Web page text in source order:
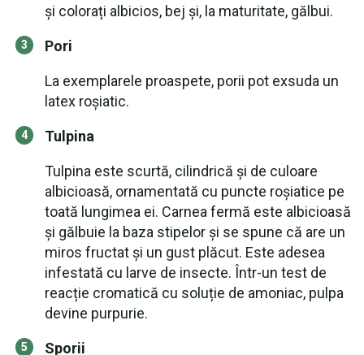
și colorați albicios, bej și, la maturitate, gălbui.
Pori
La exemplarele proaspete, porii pot exsuda un
latex roșiatic.
Tulpina
Tulpina este scurtă, cilindrică și de culoare
albicioasă, ornamentată cu puncte roșiatice pe
toată lungimea ei. Carnea fermă este albicioasă
și gălbuie la baza stipelor și se spune că are un
miros fructat și un gust plăcut. Este adesea
infestată cu larve de insecte. Într-un test de
reacție cromatică cu soluție de amoniac, pulpa
devine purpurie.
Sporii